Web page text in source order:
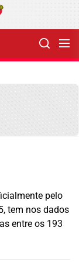
pelo
tem nos dados
entre os 193